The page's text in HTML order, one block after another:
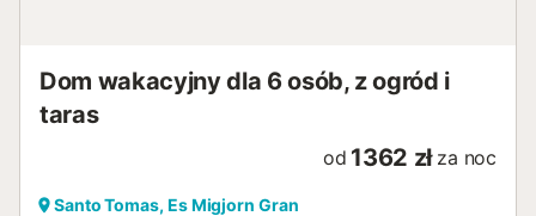
Dom wakacyjny dla 6 osób, z ogród i
taras
od 1362 zł za noc
Santo Tomas, Es Migjorn Gran